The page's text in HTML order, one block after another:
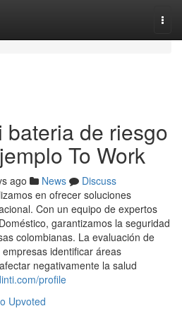
de riesgo
To Work
ago News
Discuss
en ofrecer soluciones
Con un equipo de expertos
garantizamos la seguridad
colombianas. La evaluación de
identificar áreas
negativamente la salud
profile
Upvoted